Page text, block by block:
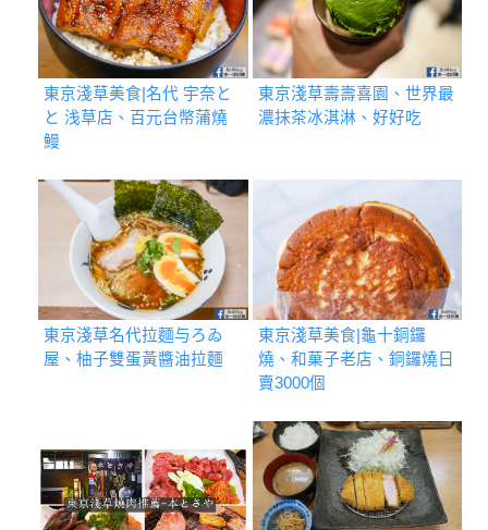
東京淺草美食|名代 宇奈と
と 浅草店、百元台幣蒲燒
鰻
東京淺草壽壽喜園、世界最
濃抹茶冰淇淋、好好吃
東京淺草名代拉麵与ろゐ
屋、柚子雙蛋黃醬油拉麵
東京淺草美食|龜十銅鑼
燒、和菓子老店、銅鑼燒日
賣3000個